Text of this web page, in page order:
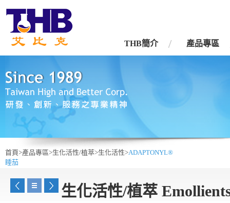
THB簡介 產品專區
首頁>產品專區>生化活性/植萃>生化活性>ADAPTONYL®
睡茄
生化活性/植萃